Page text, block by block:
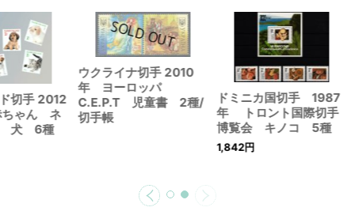
切手 2012
ちゃん ネ
犬 6種
ウクライナ切手 2010
年 ヨーロッパ
C.E.P.T 児童書 2種/
切手帳
ドミニカ国切手 1987
年 トロント国際切手
博覧会 キノコ 5種
1,842円